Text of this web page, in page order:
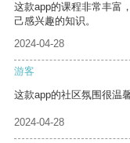
这款app的课程非常丰富
己感兴趣的知识。
2024-04-28
游客
这款app的社区氛围很温
2024-04-28